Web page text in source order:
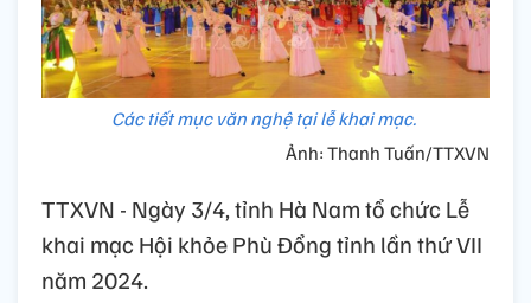
Các tiết mục văn nghệ tại lễ khai mạc.
Ảnh: Thanh Tuấn/TTXVN
TTXVN - Ngày 3/4, tỉnh Hà Nam tổ chức Lễ
khai mạc Hội khỏe Phù Đổng tỉnh lần thứ VII
năm 2024.